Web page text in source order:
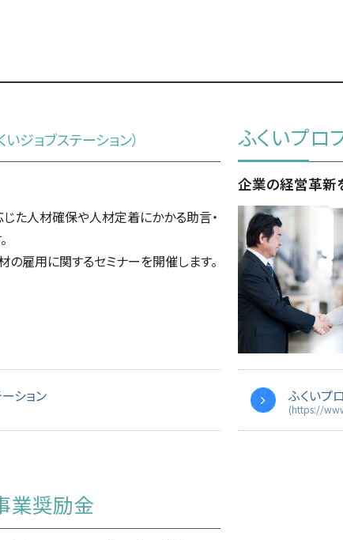
いジョブステーション）
た人材確保や人材定着にかかる助言・
の雇用に関するセミナーを開催します。
ション
ふくいプロ
企業の経営革新
ふくいプ
(https://
業奨励金